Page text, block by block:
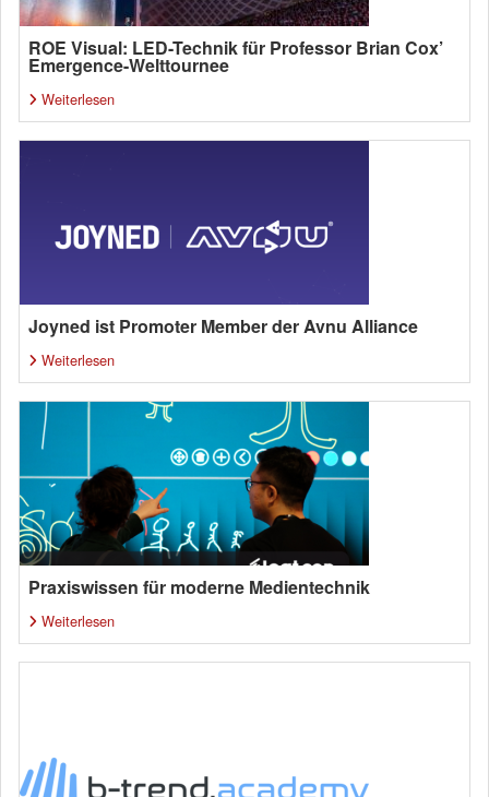
ROE Visual: LED-Technik für Professor Brian Cox’
Emergence-Welttournee
Weiterlesen
Joyned ist Promoter Member der Avnu Alliance
Weiterlesen
Praxiswissen für moderne Medientechnik
Weiterlesen